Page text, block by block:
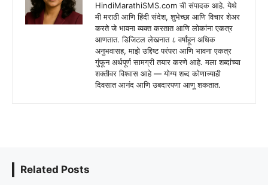
HindiMarathiSMS.com ची संपादक आहे. येथे
मी मराठी आणि हिंदी संदेश, शुभेच्छा आणि विचार शेअर
करते जे भावना व्यक्त करतात आणि लोकांना एकत्र
आणतात. डिजिटल लेखनात ८ वर्षांहून अधिक
अनुभवासह, माझे उद्दिष्ट परंपरा आणि भावना एकत्र
गुंफून अर्थपूर्ण सामग्री तयार करणे आहे. मला शब्दांच्या
शक्तीवर विश्वास आहे — योग्य शब्द कोणाच्याही
दिवसात आनंद आणि उबदारपणा आणू शकतात.
Related Posts